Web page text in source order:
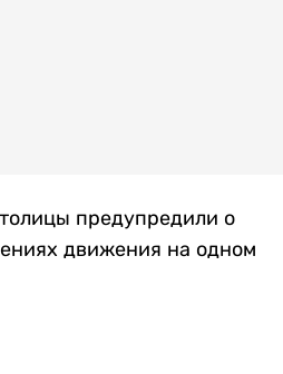
предупредили о
движения на одном